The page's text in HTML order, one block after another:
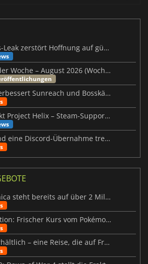
Steam Frame: Preis-Leak zerstört Hoffnung auf günstiges VR-Headset
Neue Videospiele der Woche – August 2026 (Woche 32)
Palworld-Update verbessert Sunreach und Bosskämpfe deutlich
Microsoft überdenkt Project Helix – Steam-Support gefährdet
Malware-Karten und eine Discord-Übernahme treffen Meccha Chameleon
Resident Evil Veronica steht bereits auf über 2 Millionen Wunschlisten
Beast of Reincarnation: Frischer Kurs vom Pokémon-Studio
Big Walk ist jetzt erhältlich – eine Reise, die auf Freundschaft basiert